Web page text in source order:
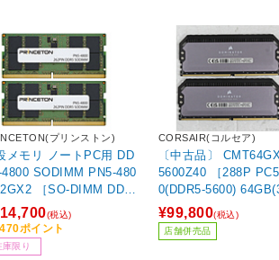
プリンストン)
メモリ ノートPC用 DD
SODIMM PN5-480
［SO-DIMM DDR5
/2枚］
(税込)
ポイント
庫限り
CORSAIR(コルセア)
〔中古品〕
5600Z40 ［288P
0(DDR5-5600)
2枚組)］
¥99,800(税込)
店舗併売品